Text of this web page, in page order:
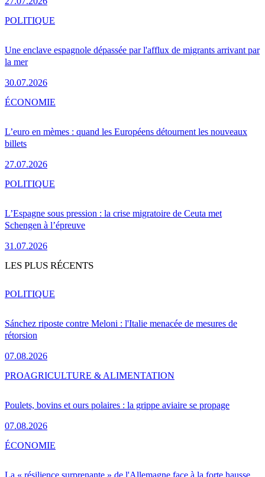
Une enclave espagnole dépassée par l'afflux de migrants arrivant par
la mer
30.07.2026
POLITIQUE
L’euro en mèmes : quand les Européens détournent les nouveaux
billets
27.07.2026
ÉCONOMIE
L’Espagne sous pression : la crise migratoire de Ceuta met
Schengen à l’épreuve
31.07.2026
POLITIQUE
LES PLUS RÉCENTS
Sánchez riposte contre Meloni : l'Italie menacée de mesures de
rétorsion
07.08.2026
POLITIQUE
Poulets, bovins et ours polaires : la grippe aviaire se propage
07.08.2026
PROAGRICULTURE & ALIMENTATION
La « résilience surprenante » de l'Allemagne face à la forte hausse
ÉCONOMIE